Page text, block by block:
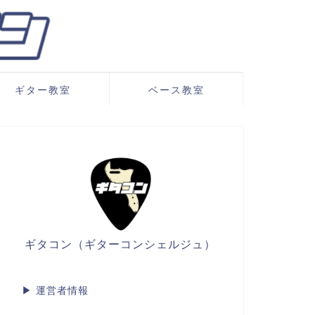
ギター教室 ベース教室
ギタコン（ギターコンシェルジュ）
▶ 運営者情報